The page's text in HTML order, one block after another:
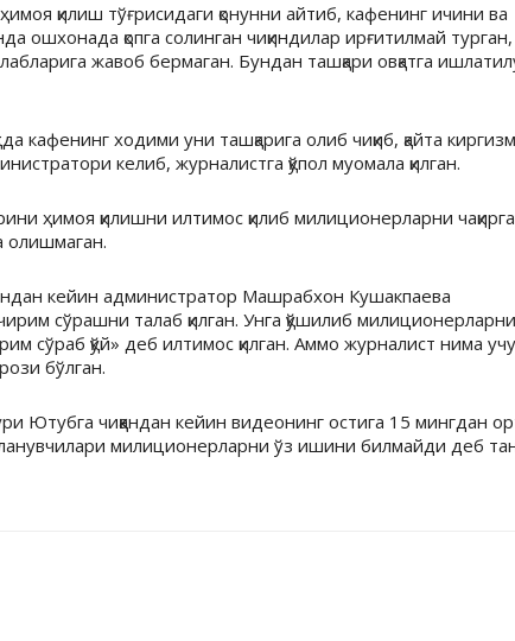
қилиш тўғрисидаги қонунни айтиб, кафенинг ичини ва
ошхонада қопга солинган чиқиндилар ирғитилмай турган,
жавоб бермаган. Бундан ташқари овқатга
кафенинг ходими уни ташқарига олиб чиқиб, қайта
келиб, журналистга қўпол муомала қилган.
ҳимоя қилишни илтимос қилиб милиционерларни
олишмаган.
кейин администратор Машрабхон Кушакпаева
сўрашни талаб қилган. Унга қўшилиб
сўраб қўй» деб илтимос қилган. Аммо журналист нима
бўлган.
Ютубга чиққандан кейин видеонинг остига 15 мингдан
милиционерларни ўз ишини билмайди деб